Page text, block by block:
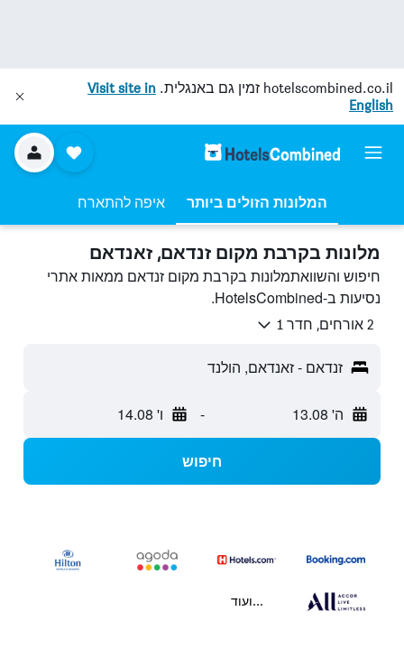
hotelscombined.co.il זמין גם באנגלית. Visit site in
English
המלונות הזולים ביותר איפה להתארח
מלונות בקרבת מקום זנדאם, זאנדאם
חיפוש והשוואתמלונות בקרבת מקום זנדאם ממאות אתרי
נסיעות ב-HotelsCombined.
2 אורחים, חדר 1
זנדאם - זאנדאם, הולנד
ה' 13.08 - ו' 14.08
חיפוש
...ועוד